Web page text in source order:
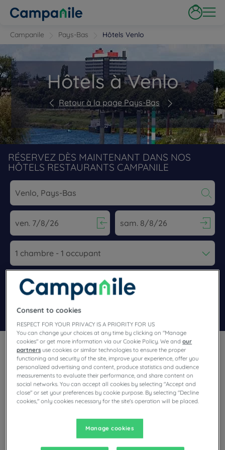
Campanile Pays-Bas Hôtels Venlo
Hôtels à Venlo
Retour à la page Pays-Bas
RÉSERVEZ DÈS MAINTENANT DANS NOS
HÔTELS RESTAURANTS CAMPANILE
Navigate forward to interact with the calendar and select a
Navigate backward to interact
Ajouter un code
Posez vos valises dans la province de Limbourg, au sud-est
des Pays-Bas, dans la charmante ville de Venlo ! Située à la
traversée par la Meuse. Grâce aux hôtels-restaurants
conviviaux Campanile, visitez la ville et sa région, puis
reposez-vous dans votre chambre confortable. Parking et
salle de réunion faciliteront aussi votre séjour.
Consent to cookies
RESPECT FOR YOUR PRIVACY IS A PRIORITY FOR US
You can change your choices at any time by clicking on "Manage
cookies" or get more information via our Cookie Policy. We andour
partners use cookies or similar technologies to ensure the proper
functioning and security of the site, improve your experience, offer you
personalized advertising and content, produce statistics and audience
measurements to evaluate their performance, and share content on
social networks. You can accept all cookies by selecting "Accept and
close" or set your preferences by cookie purpose. By selecting "Decline
cookies," only cookies necessary for the site's operation will be placed.
Manage cookies